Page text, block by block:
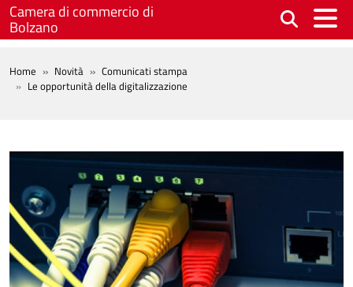
Salta al contenuto principale
Camera di commercio di
Bolzano
BREADCRUMB
Home Novità
Comunicati stampa
Le opportunità della digitalizzazione